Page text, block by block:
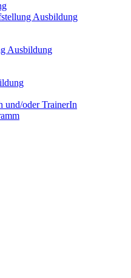
Ausbildung
Ausbildung
und/oder TrainerIn